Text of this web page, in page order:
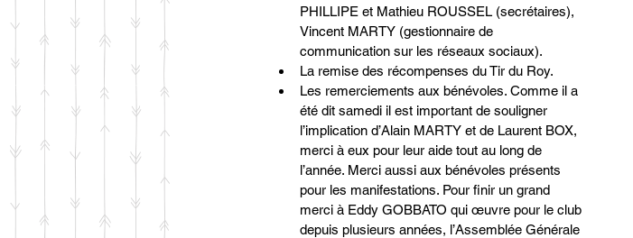
PHILLIPE et Mathieu ROUSSEL (secrétaires),
Vincent MARTY (gestionnaire de
communication sur les réseaux sociaux).
La remise des récompenses du Tir du Roy.
Les remerciements aux bénévoles. Comme il a
été dit samedi il est important de souligner
l’implication d’Alain MARTY et de Laurent BOX,
merci à eux pour leur aide tout au long de
l’année. Merci aussi aux bénévoles présents
pour les manifestations. Pour finir un grand
merci à Eddy GOBBATO qui œuvre pour le club
depuis plusieurs années, l’Assemblée Générale